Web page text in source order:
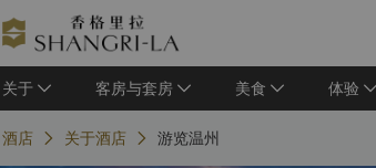
关于 客房与套房 美食 体验
酒店 关于酒店 游览温州